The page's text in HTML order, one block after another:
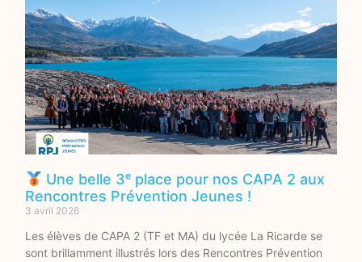
Une belle 3ᵉ place pour nos CAPA 2 aux
Rencontres Prévention Jeunes !
3 avril 2026
Les élèves de CAPA 2 (TF et MA) du lycée La Ricarde se
sont brillamment illustrés lors des Rencontres Prévention